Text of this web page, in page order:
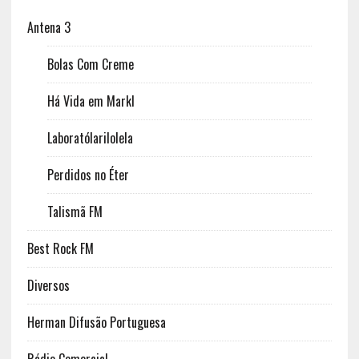
Antena 3
Bolas Com Creme
Há Vida em Markl
Laboratólarilolela
Perdidos no Éter
Talismã FM
Best Rock FM
Diversos
Herman Difusão Portuguesa